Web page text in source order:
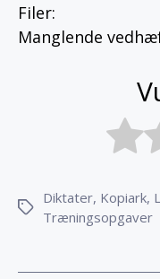
Filer:
Manglende
Tags
Diktater, Kopiark,
Træningsopgaver